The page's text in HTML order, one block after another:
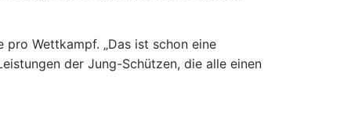
Wettkampf. „Das ist schon eine
der Jung-Schützen, die alle einen